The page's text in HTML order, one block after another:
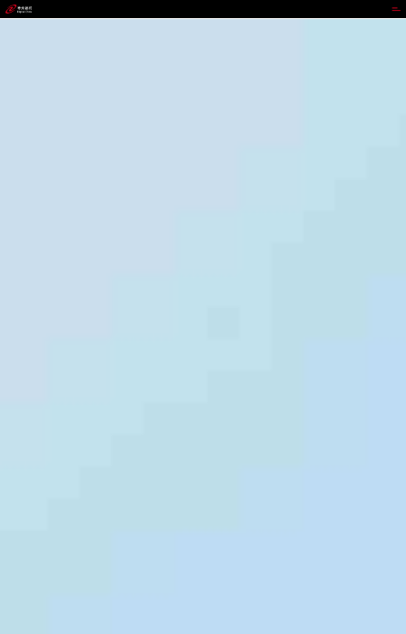
GOPAY钱包